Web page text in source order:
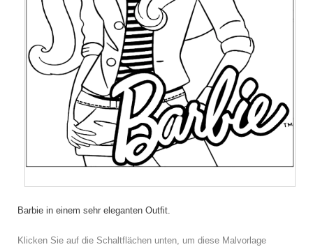
Barbie in einem sehr eleganten Outfit.
Klicken Sie auf die Schaltflächen unten, um diese Malvorlage